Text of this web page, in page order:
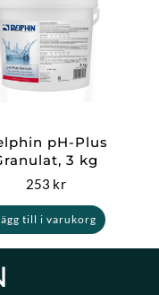
pH-Plus
3 kg
253 kr
till i varukorg